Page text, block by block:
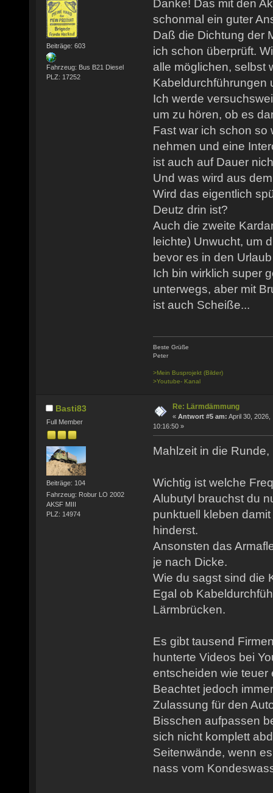
Beiträge: 603
Fahrzeug: Bus B21 Diesel
PLZ: 17252
Danke! Das mit den
schonmal ein guter
Daß die Dichtung der
ich schon überprüft.
alle möglichen, selbst
Kabeldurchführungen
Ich werde
um zu hören, ob es
Fast war ich schon so
nehmen und eine
ist auch auf Dauer
Und was wird aus
Wird das eigentlich
Deutz drin ist?
Auch die zweite
leichte) Unwucht, um
bevor es in den
Ich bin wirklich super
unterwegs, aber mit
ist auch Scheiße...
Beste Grüße
Peter
>Mein Busprojekt (Bilder)
>Youtube- Kanal
Basti83
Full Member
Beiträge: 104
Fahrzeug: Robur LO 2002
AKSF MIII
PLZ: 14974
Re: Lärmdämmung
« Antwort #5 am: April 30, 2026,
10:16:50 »
Mahlzeit in die Runde,
Wichtig ist welche
Alubutyl brauchst du
punktuell kleben
hinderst.
Ansonsten das
je nach Dicke.
Wie du sagst sind die
Egal ob
Lärmbrücken.
Es gibt tausend
hunterte Videos bei
entscheiden wie teuer
Beachtet jedoch
Zulassung für den
Bisschen aufpassen
sich nicht komplett
Seitenwände, wenn
nass vom